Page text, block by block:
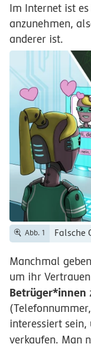
Im Internet ist
anzunehmen,
anderer ist.
Abb. 1 Falsche
Manchmal
um ihr
Betrüger*innen
interessiert sein,
verkaufen. Man